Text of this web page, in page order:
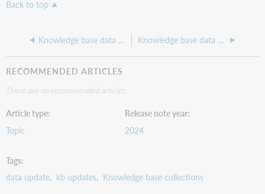
Back to top
Knowledge base data update 264, December 2024 Knowledge base data update 262, October 2024
RECOMMENDED ARTICLES
There are no recommended articles.
Article type
Topic
Release note year
2024
Tags
data update kb updates Knowledge base collections